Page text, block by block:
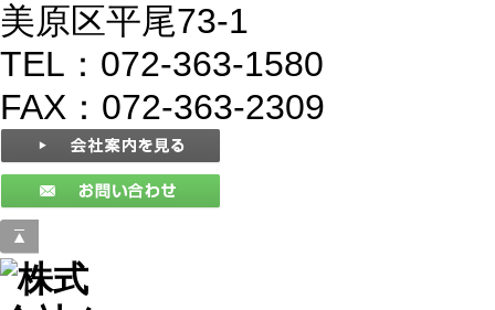
美原区平尾73-1
TEL：072-363-1580
FAX：072-363-2309